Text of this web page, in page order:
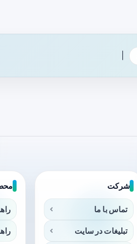
شرکت
تماس با ما
تبلیغات در سایت